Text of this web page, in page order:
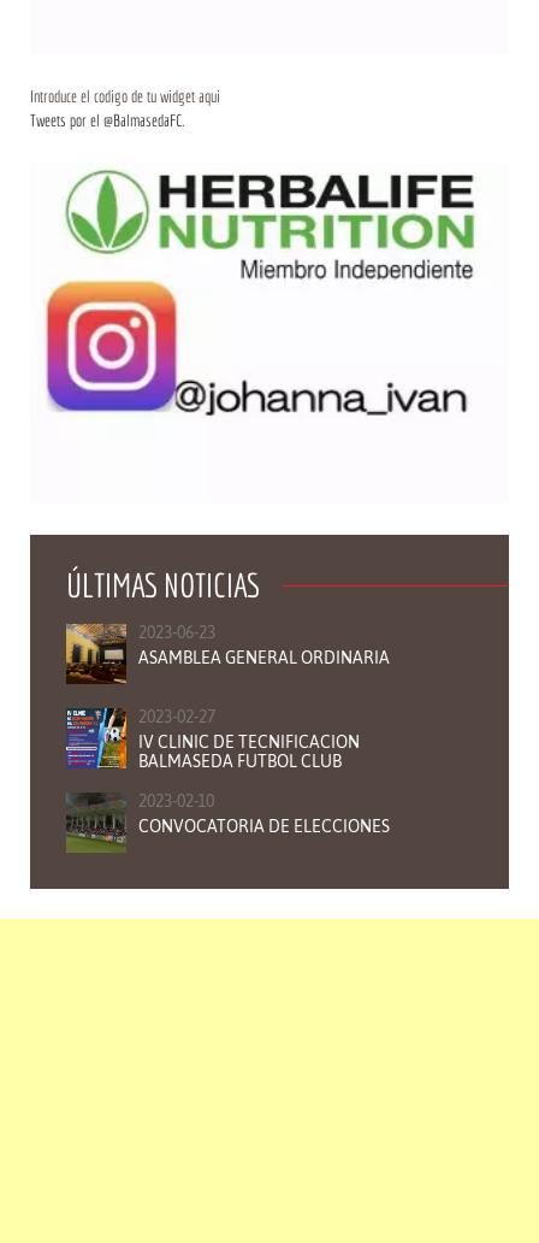
Introduce el codigo de tu widget aqui
Tweets por el @BalmasedaFC.
ÚLTIMAS NOTICIAS
2023-06-23
ASAMBLEA GENERAL ORDINARIA
2023-02-27
IV CLINIC DE TECNIFICACION
BALMASEDA FUTBOL CLUB
2023-02-10
CONVOCATORIA DE ELECCIONES